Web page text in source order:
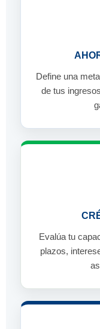
Define una
de tus
Evalúa tu
plazos,